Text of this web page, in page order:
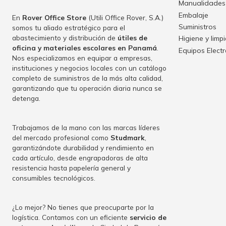
En Rover Office Store (Utili Office Rover, S.A.)
somos tu aliado estratégico para el
abastecimiento y distribución de útiles de
oficina y materiales escolares en Panamá
Nos especializamos en equipar a empresas,
instituciones y negocios locales con un catálogo
completo de suministros de la más alta calidad,
garantizando que tu operación diaria nunca se
detenga.
Trabajamos de la mano con las marcas líderes
del mercado profesional como Studmark
garantizándote durabilidad y rendimiento en
cada artículo, desde engrapadoras de alta
resistencia hasta papelería general y
consumibles tecnológicos.
¿Lo mejor? No tienes que preocuparte por la
logística. Contamos con un eficiente servicio de
Manualidades
Embalaje
Suministros
Higiene y
Equipos